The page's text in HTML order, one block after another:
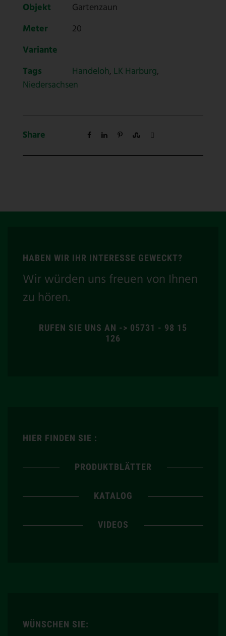
Objekt
Gartenzaun
Meter
20
Variante
Tags
Handeloh, LK Harburg,
Niedersachsen
Share
HABEN WIR IHR INTERESSE GEWECKT?
Wir würden uns freuen von Ihnen
zu hören.
RUFEN SIE UNS AN -> 05731 - 98 15
126
HIER FINDEN SIE :
PRODUKTBLÄTTER
KATALOG
VIDEOS
WÜNSCHEN SIE: